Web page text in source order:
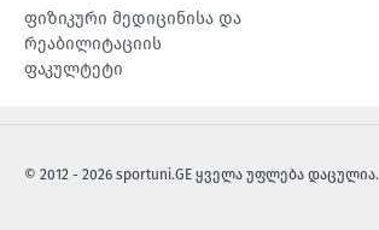
ფიზიკური მედიცინისა და
რეაბილიტაციის
ფაკულტეტი
© 2012 - 2026 sportuni.GE ყველა უფლება დაცულია.